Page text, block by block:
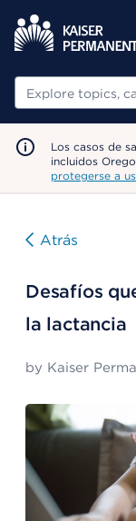
Buscar
Los casos de
incluidos
protegerse a
Atrás
Desafíos
la lactancia
by Kaiser